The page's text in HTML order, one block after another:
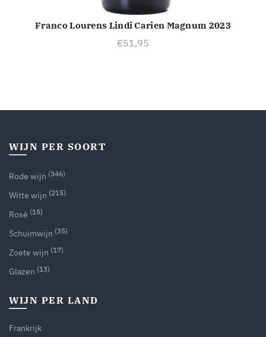
TOEVOEGEN AAN WINKELWAGEN
Franco Lourens Lindi Carien Magnum 2023
€51,95
WIJN PER SOORT
Rode wijn (346)
Witte wijn (215)
Rosé (15)
Schuimwijn (35)
Zoete wijn (17)
Glazen (13)
WIJN PER LAND
Frankrijk